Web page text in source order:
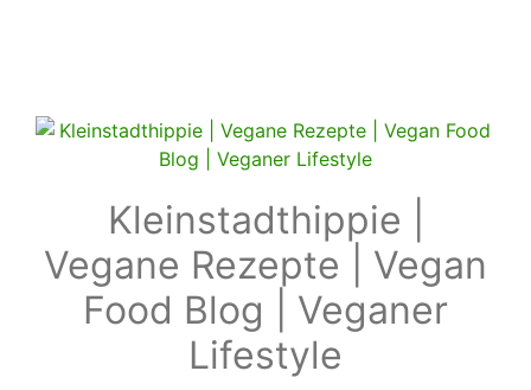
Kleinstadthippie |
Vegane Rezepte | Vegan
Food Blog | Veganer
Lifestyle